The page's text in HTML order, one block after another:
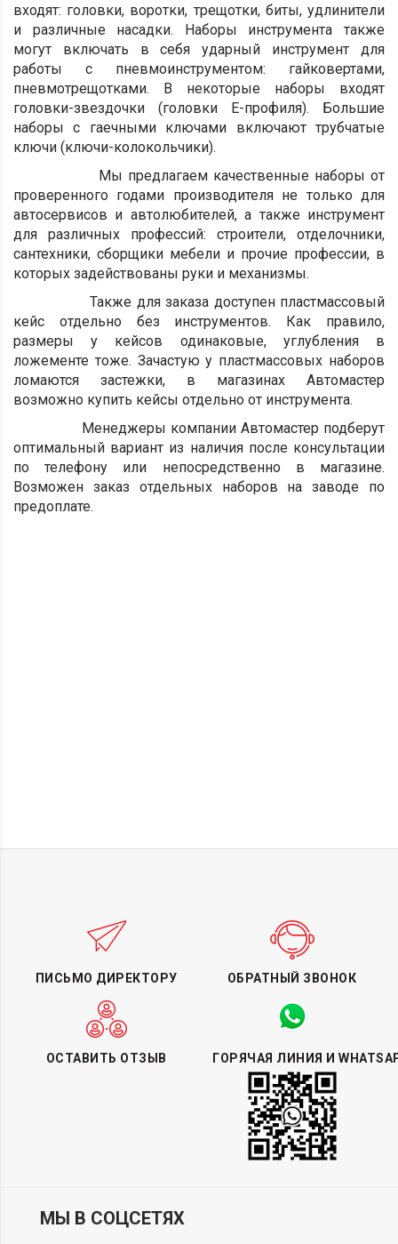
входят: головки, воротки, трещотки, биты, удлинители
и различные насадки. Наборы инструмента также
могут включать в себя ударный инструмент для
работы с пневмоинструментом: гайковертами,
пневмотрещотками. В некоторые наборы входят
головки-звездочки (головки Е-профиля). Большие
наборы с гаечными ключами включают трубчатые
ключи (ключи-колокольчики).
Мы предлагаем качественные наборы от
проверенного годами производителя не только для
автосервисов и автолюбителей, а также инструмент
для различных профессий: строители, отделочники,
сантехники, сборщики мебели и прочие профессии, в
которых задействованы руки и механизмы.
Также для заказа доступен пластмассовый
кейс отдельно без инструментов. Как правило,
размеры у кейсов одинаковые, углубления в
ложементе тоже. Зачастую у пластмассовых наборов
ломаются застежки, в магазинах Автомастер
возможно купить кейсы отдельно от инструмента.
Менеджеры компании Автомастер подберут
оптимальный вариант из наличия после консультации
по телефону или непосредственно в магазине.
Возможен заказ отдельных наборов на заводе по
предоплате.
ПИСЬМО ДИРЕКТОРУ ОБРАТНЫЙ ЗВОНОК
ОСТАВИТЬ ОТЗЫВ ГОРЯЧАЯ ЛИНИЯ И
МЫ В СОЦСЕТЯХ